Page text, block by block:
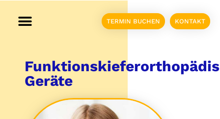
TERMIN BUCHEN KONTAKT
Geräte